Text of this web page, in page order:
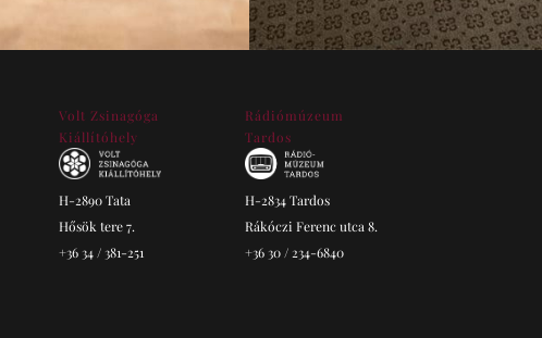
Volt Zsinagóga
Kiállítóhely
H-2890 Tata
Hősök tere 7.
+36 34 / 381-251
Rádiómúzeum
Tardos
H-2834 Tardos
Rákóczi Ferenc utca 8.
+36 30 / 234-6840